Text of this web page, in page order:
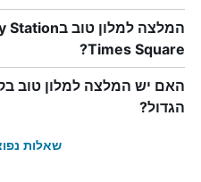
Times Square?
האם יש המלצה למלון טוב
הגדול?
שאלות